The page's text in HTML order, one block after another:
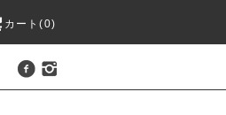
カート(0)